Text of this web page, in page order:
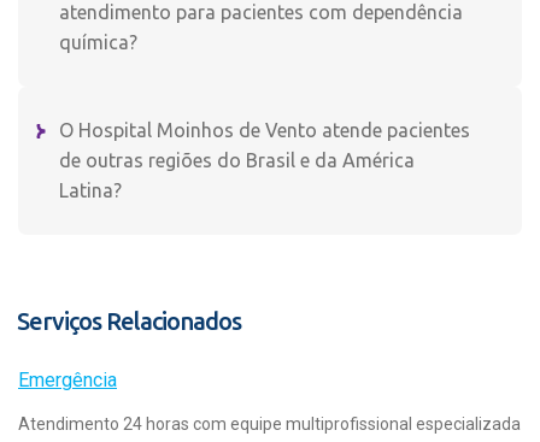
atendimento para pacientes com dependência
química?
O Hospital Moinhos de Vento atende pacientes
de outras regiões do Brasil e da América
Latina?
Serviços Relacionados
Emergência
Atendimento 24 horas com equipe multiprofissional especializada